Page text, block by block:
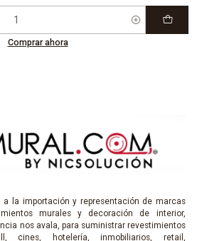
Comprar ahora
a la importación y representación de marcas
murales y decoración de interior,
nos avala, para suministrar revestimientos
cines, hotelería, inmobiliarios, retail,